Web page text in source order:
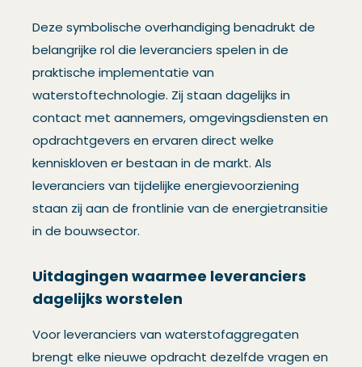
Deze symbolische overhandiging benadrukt de
belangrijke rol die leveranciers spelen in de
praktische implementatie van
waterstoftechnologie. Zij staan dagelijks in
contact met aannemers, omgevingsdiensten en
opdrachtgevers en ervaren direct welke
kenniskloven er bestaan in de markt. Als
leveranciers van tijdelijke energievoorziening
staan zij aan de frontlinie van de energietransitie
in de bouwsector.
Uitdagingen waarmee leveranciers
dagelijks worstelen
Voor leveranciers van waterstofaggregaten
brengt elke nieuwe opdracht dezelfde vragen en